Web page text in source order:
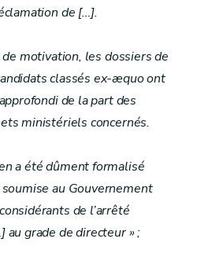
de […].
motivation, les dossiers de
classés ex-æquo ont
de la part des
ministériels concernés.
a été dûment formalisé
au Gouvernement
de l’arrêté
grade de directeur » ;